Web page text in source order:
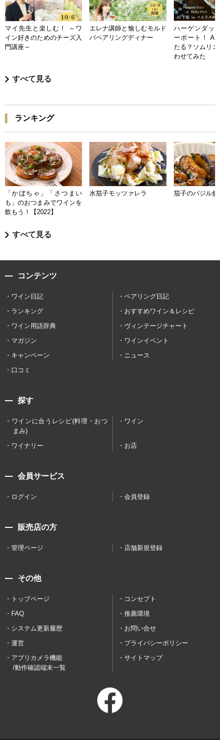
マイ先生と楽しむ！ ～ワ
イン好きのためのチーズ入
門講座～
エレナ講師と愉しむモルド
バペアリングディナー
ハーゲンダッ
ーポート！ AI
たる？ソムリ
わせてみた
すべて見る
ランキング
「かぼちゃ」「さつまい
も」のおつまみでワインを
飲もう！【2022】
水茄子モッツァレラ 茄子のバジル炒
すべて見る
コンテンツ
ワイン日記
ペアリング日記
ランキング
おすすめワイン＆レシピ
ワイン用語辞典
ヴィンテージチャート
マガジン
ワインイベント
キャンペーン
ニュース
口コミ
探す
ワインに合うレシピ(料理・おつ
まみ)
ワイン
ワイナリー お店
会員サービス
ログイン 会員登録
販売店の方
管理ページ 店舗新規登録
その他
トップページ
コンセプト
FAQ
推薦環境
システム更新履歴
お問い合せ
運営
プライバシーポリシー
アプリカメラ機能
/動作確認端末一覧
サイトマップ